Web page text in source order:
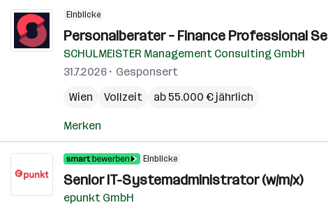
Einblicke
Personalberater – Finance Professional
SCHULMEISTER Management Consulting GmbH
31.7.2026
Gesponsert
Wien
Vollzeit ab 55.000 € jährlich
Merken
Einblicke
Senior IT-Systemadministrator (w/m/x)
epunkt GmbH